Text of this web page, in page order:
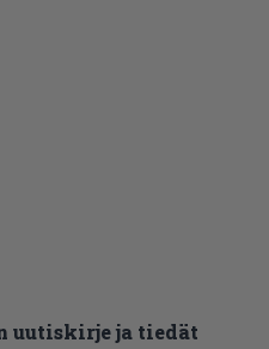
uutiskirje ja tiedät